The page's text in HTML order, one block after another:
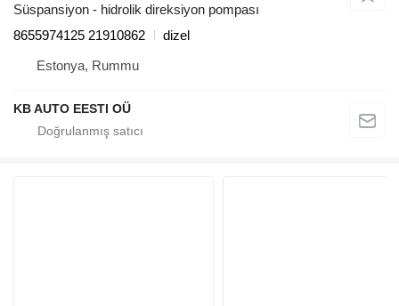
Süspansiyon - hidrolik direksiyon pompası
8655974125 21910862
dizel
Estonya, Rummu
KB AUTO EESTI OÜ